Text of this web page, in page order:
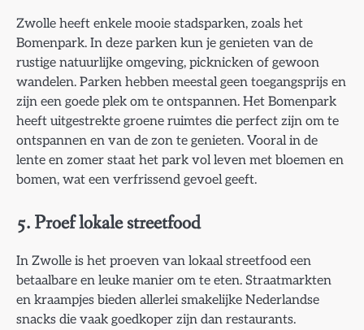
Zwolle heeft enkele mooie stadsparken, zoals het
Bomenpark. In deze parken kun je genieten van de
rustige natuurlijke omgeving, picknicken of gewoon
wandelen. Parken hebben meestal geen toegangsprijs en
zijn een goede plek om te ontspannen. Het Bomenpark
heeft uitgestrekte groene ruimtes die perfect zijn om te
ontspannen en van de zon te genieten. Vooral in de
lente en zomer staat het park vol leven met bloemen en
bomen, wat een verfrissend gevoel geeft.
5.Proef lokale streetfood
In Zwolle is het proeven van lokaal streetfood een
betaalbare en leuke manier om te eten. Straatmarkten
en kraampjes bieden allerlei smakelijke Nederlandse
snacks die vaak goedkoper zijn dan restaurants.